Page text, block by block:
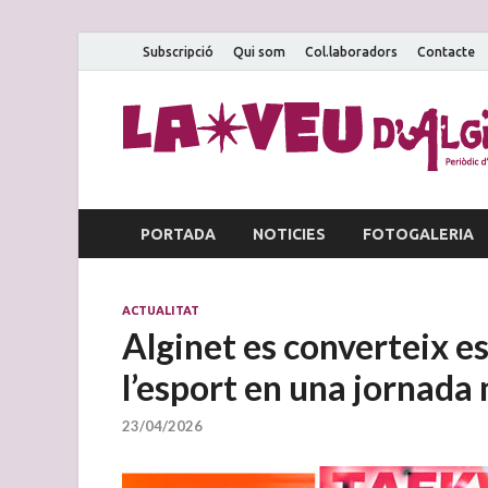
Subscripció Qui som Col.laboradors Contacte
PORTADA NOTICIES FOTOGALERIA
ACTUALITAT
Alginet es converteix
l’esport en una
23/04/2026